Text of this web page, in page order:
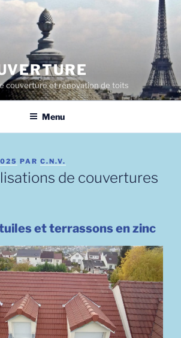
couverture et rénovation de toits
Menu
PAR C.N.V.
de couvertures
et terrassons en zinc